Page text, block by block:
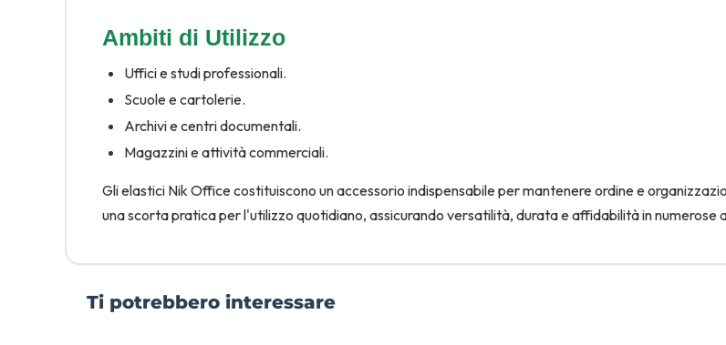
Ambiti di Utilizzo
Uffici e studi professionali.
Scuole e cartolerie.
Archivi e centri documentali.
Magazzini e attività commerciali.
Gli elastici Nik Office costituiscono un accessorio indispensabile per mantenere ordine e
una scorta pratica per l'utilizzo quotidiano, assicurando versatilità, durata e affidabilità in numerose
Ti potrebbero interessare